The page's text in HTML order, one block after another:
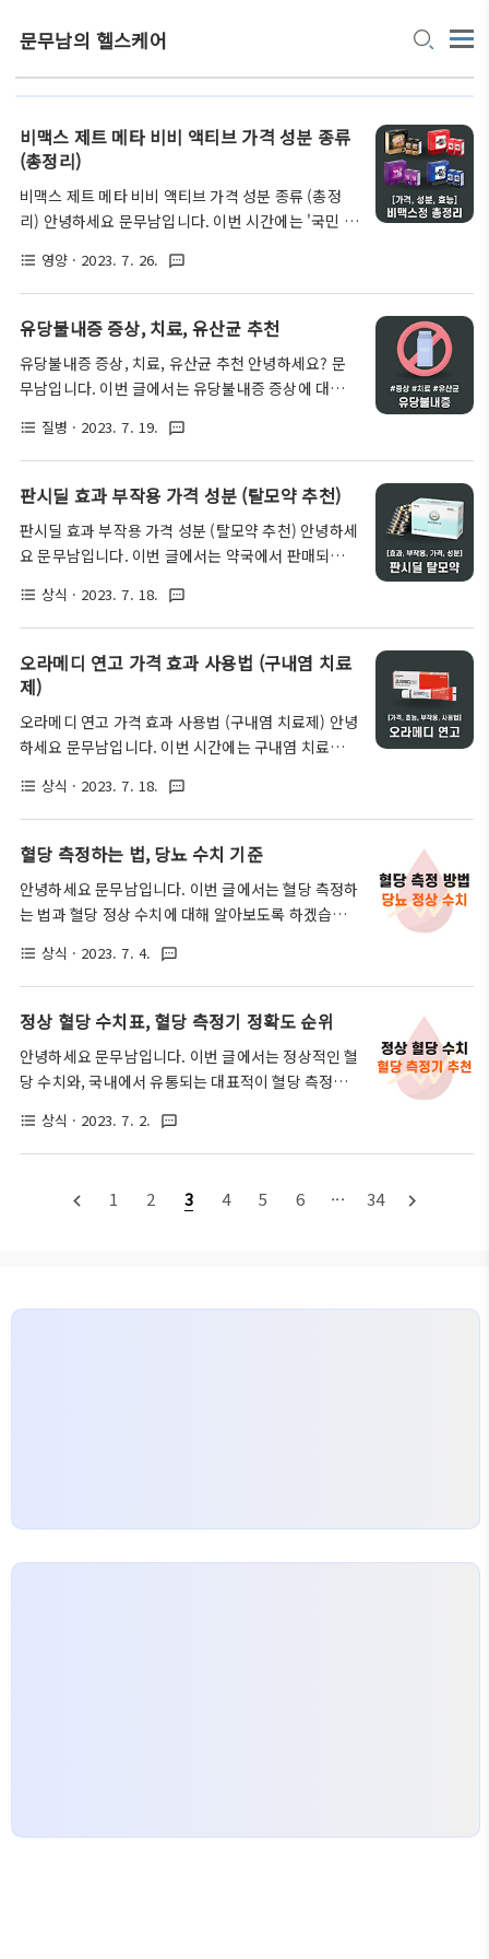
문무남의 헬스케어
비맥스 제트 메타 비비 액티브 가격 성분 종류
(총정리)
비맥스 제트 메타 비비 액티브 가격 성분 종류 (총정
리) 안녕하세요 문무남입니다. 이번 시간에는 '국민 피
보는 시간을 가져보려 합니다. 비맥스는 종류가 8가지
나 되기 때문에 어떤 제품이 자신에게 적합할지 헷갈
리시는 분들도 많으실 텐데요. 비타민 B 복합체 종류
것인지는 잘 모르겠으나, 구매자들 입장에서는 무엇이
무엇인지 혼선을 겪는 일들이 많이 생기곤 합니다. 따
라서 오늘은 비맥스 종류 중에서도 최근 가장 인기가
려드리도록 하겠습니다. 비맥스 가장 먼저 비맥스는
한풍제약에서 제조하여 GC녹십자에서 판매하..
format_list_bulleted 영양 · 2023. 7. 26. textsms
유당불내증 증상, 치료, 유산균 추천
유당불내증 증상, 치료, 유산균 추천 안녕하세요? 문
무남입니다. 이번 글에서는 유당불내증 증상에 대해
해 드리려고 합니다. 저 또한 오래전부터 과민성 대장
증후군(ibs)과, 유당불내증을 앓고 있었기 때문에 이
와 관련해서 직접 느끼고 깨달은 부분들이 정말 많은
은 소화 장애가 발생하는 빈도가 높기 때문에 미리 숙
지하고 예방하지 않으면 예기치 못한 상황에서 곤란한
상황을 겪게 되기도 합니다. 따라서 이번 글에서는 이
(Lactose Intolerance) '유당불내증'이라는 것은
기본적으로 인체에서 유당을 분해하는 효소..
format_list_bulleted 질병 · 2023. 7. 19. textsms
판시딜 효과 부작용 가격 성분 (탈모약 추천)
판시딜 효과 부작용 가격 성분 (탈모약 추천) 안녕하세
요 문무남입니다. 이번 글에서는 약국에서 판매되는
딜에 대한 정보들을 다루어보려 합니다. 판시딜은 아
무래도 건강기능식품이 아닌 일반의약품으로 분류되
는 만큼, 성분도 안정적이고 효과도 입증되어 있어서
여성분들도 많이 복용하는 탈모 치료약 중 하나입니
의료보험이 적용되지 않아 가격대가 조금 비싼 편이긴
합니다. 하지만 그렇다고 크게 부담되는 가격도 아니
기 때문에, 누구나 병원 처방 없이 쉽게 구매할 수 있습
가격 성분에 대해 낱낱히 알아보도록 하겠습니다..
format_list_bulleted 상식 · 2023. 7. 18. textsms
오라메디 연고 가격 효과 사용법 (구내염 치료
제)
오라메디 연고 가격 효과 사용법 (구내염 치료제) 안녕
하세요 문무남입니다. 이번 시간에는 구내염 치료제로
려 합니다. 또한 오라메디 연고는 스테로이드성 연고
제이기 때문에, 자세한 사용법과 부작용에 대해서도
숙지하는 것이 좋은데요. 이와 관련해서도 쉽고 자세
오라메디 연고는 '구내염'을 치료하기 위한 목적으로
사용되는 스테로이드성 연고입니다. 그렇다면 구내염
이란 무엇인가에 대해서 먼저 숙지하는 것이 좋을 것
밖에도 과도한 스트레스, 과로, 흡연 등에 의해서도 발
생할 수 있으며 이로 인해 나타나는 증상들은..
format_list_bulleted 상식 · 2023. 7. 18. textsms
혈당 측정하는 법, 당뇨 수치 기준
안녕하세요 문무남입니다. 이번 글에서는 혈당 측정하
는 법과 혈당 정상 수치에 대해 알아보도록 하겠습니
기 전에는 몇 가지 주의하셔야 할 부분이 있습니다. 정
확한 혈당 측정을 위해 아래 사항들을 미리 숙지하시
는 것이 좋습니다. 1. 손 씻기 측정 전에는 반드시 손을
합니다. 깨끗하지 않은 손은 정확한 혈당 측정값에 오
차를 일으킬 수 있습니다. 2. 양질의 혈액 채취 측정할
부위를 미리 마사지하여 혈액 순환이 잘 되게 하거나,
사용 같은 손가락을 반복적으로 찌르면 통증이 생기거
format_list_bulleted 상식 · 2023. 7. 4. textsms
정상 혈당 수치표, 혈당 측정기 정확도 순위
안녕하세요 문무남입니다. 이번 글에서는 정상적인 혈
당 수치와, 국내에서 유통되는 대표적이 혈당 측정기
려드리도록 하겠습니다. 글의 순서 정상 혈당 수치표
가장 먼저 정상적인 혈당 수치를 나타내는 기준은 총 3
당 정상수치, 당화혈색소 정상수치입니다. 공복혈당
여기서 125mg / dL 이상으로 넘어가면 당뇨병으로
format_list_bulleted 상식 · 2023. 7. 2. textsms
navigate_before 1 2 3 4 5 6 ··· 34 navigate_next